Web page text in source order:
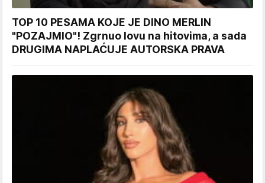
TOP 10 PESAMA KOJE JE DINO MERLIN
"POZAJMIO"! Zgrnuo lovu na hitovima, a sada
DRUGIMA NAPLAĆUJE AUTORSKA PRAVA